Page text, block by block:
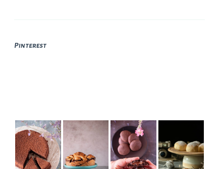
Pinterest